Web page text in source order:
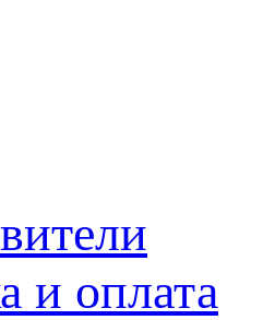
и оплата